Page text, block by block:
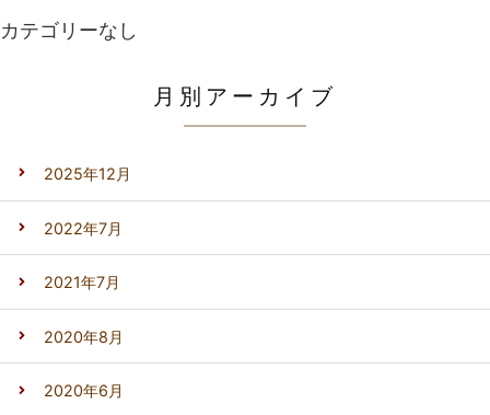
カテゴリーなし
月別アーカイブ
2025年12月
2022年7月
2021年7月
2020年8月
2020年6月